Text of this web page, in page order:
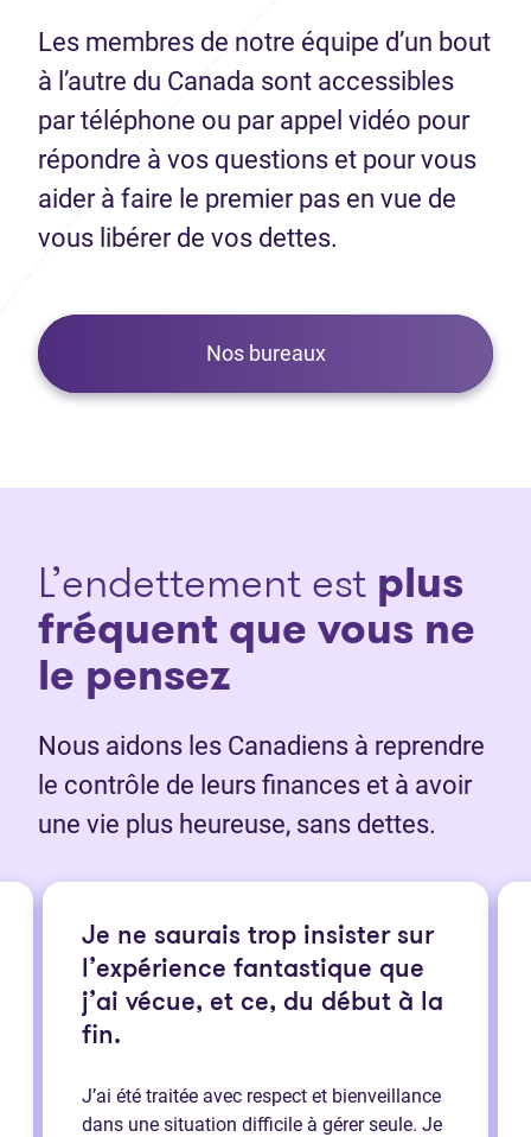
Les membres de notre équipe d’un bout
à l’autre du Canada sont accessibles
par téléphone ou par appel vidéo pour
répondre à vos questions et pour vous
aider à faire le premier pas en vue de
vous libérer de vos dettes.
Nos bureaux
L’endettement est plus
fréquent que vous ne
le pensez
Nous aidons les Canadiens à reprendre
le contrôle de leurs finances et à avoir
une vie plus heureuse, sans dettes.
Je ne saurais trop insister sur
l’expérience fantastique que
j’ai vécue, et ce, du début à la
fin.
J’ai été traitée avec respect et bienveillance
dans une situation difficile à gérer seule. Je